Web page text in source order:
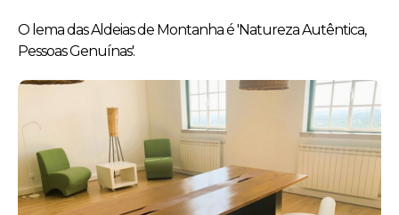
O lema das Aldeias de Montanha é 'Natureza Autêntica,
Pessoas Genuínas'.